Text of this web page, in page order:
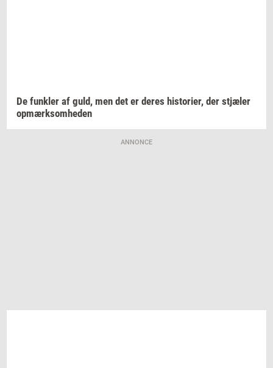
De funk­ler af guld, men det er deres hi­sto­ri­er, der stjæ­ler
op­mærk­som­he­den
ANNONCE